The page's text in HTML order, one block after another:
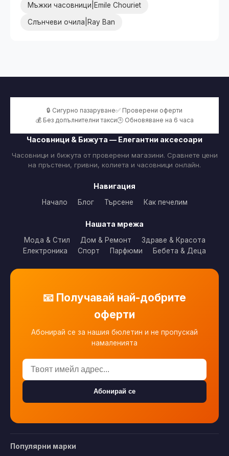
Мъжки часовници|Emile Chouriet
Слънчеви очила|Ray Ban
🔒 Сигурно пазаруване✅ Проверени оферти
💰 Без допълнителни такси🕒 Обновяване на 6 часа
Часовници & Бижута — Елегантни аксесоари
Часовници и бижута от проверени магазини. Сравнете цени
на пръстени, гривни, колиета и часовници онлайн.
Навигация
Начало Блог Търсене Как печелим
Нашата мрежа
Мода & Стил Дом & Ремонт
Здраве & Красота
Електроника
Спорт Парфюми Бебета & Деца
📧 Получавай най-добрите
оферти
Абонирай се за нашия бюлетин и не пропускай
намаленията
Абонирай се
Популярни марки